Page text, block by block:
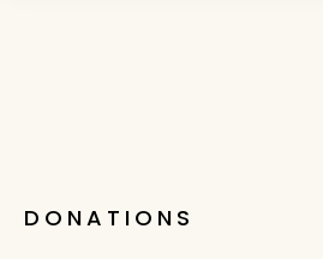
DONATIONS